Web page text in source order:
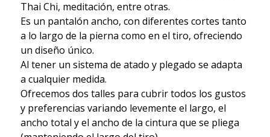
Thai Chi, meditación, entre otras.
Es un pantalón ancho, con diferentes cortes tanto
a lo largo de la pierna como en el tiro, ofreciendo
un diseño único.
Al tener un sistema de atado y plegado se adapta
a cualquier medida.
Ofrecemos dos talles para cubrir todos los gustos
y preferencias variando levemente el largo, el
ancho total y el ancho de la cintura que se pliega